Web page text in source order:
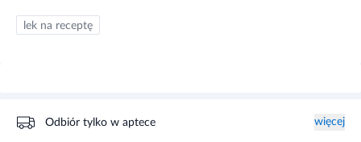
lek na receptę
Odbiór tylko w aptece więcej